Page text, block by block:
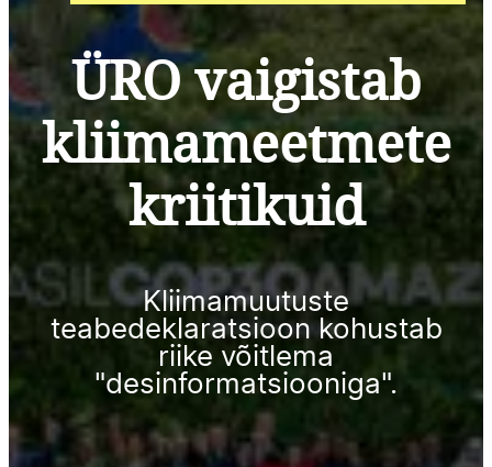
ÜRO vaigistab
kliimameetmete
kriitikuid
Kliimamuutuste
teabedeklaratsioon kohustab
riike võitlema
"desinformatsiooniga".